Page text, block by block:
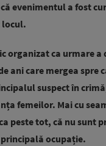
evenimentul a fost
locul.
organizat ca urmare
ani care mergea spre
suspect în
femeilor. Mai cu
peste tot, că nu sunt
ocupație.